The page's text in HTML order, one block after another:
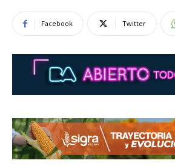
Facebook Twitter